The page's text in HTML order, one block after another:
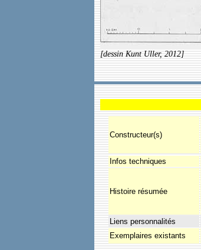
[dessin Kunt Uller, 2012]
Constructeur(s)
Infos techniques
Histoire résumée
Liens personnalités
Exemplaires existants